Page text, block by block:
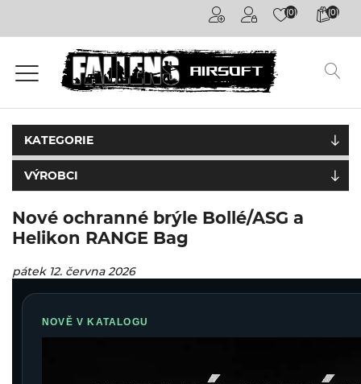
(0) (0)
Airsoftové
kuličky
6mm
Airsoftové
zbraně
Výstroj
a
oblečení
Granáty /
Pyrotechnika
Plyny a
příslušenství
KATEGORIE
VÝROBCI
Nové ochranné brýle Bollé/ASG a
Helikon RANGE Bag
pátek 12. června 2026
NOVĚ V KATALOGU